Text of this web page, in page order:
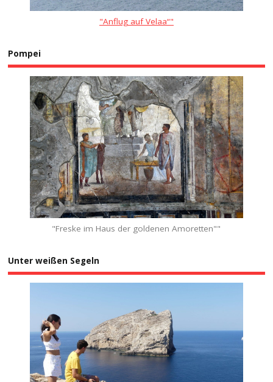
"Anflug auf Velaa“"
Pompei
"Freske im Haus der goldenen Amoretten""
Unter weißen Segeln